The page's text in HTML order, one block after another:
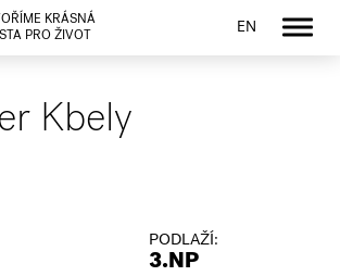
KRÁSNÁ
PRO ŽIVOT
EN
Kbely
PODLAŽÍ:
3.NP